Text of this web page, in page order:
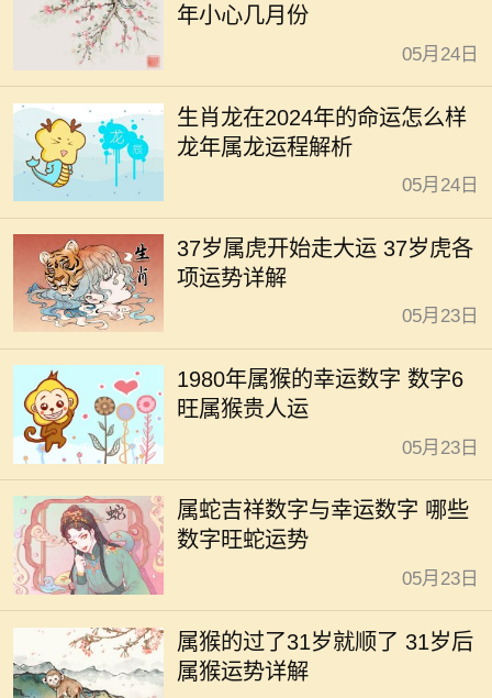
年小心几月份
05月24日
生肖龙在2024年的命运怎么样
龙年属龙运程解析
05月24日
37岁属虎开始走大运 37岁虎各
项运势详解
05月23日
1980年属猴的幸运数字 数字6
旺属猴贵人运
05月23日
属蛇吉祥数字与幸运数字 哪些
数字旺蛇运势
05月23日
属猴的过了31岁就顺了 31岁后
属猴运势详解